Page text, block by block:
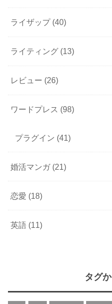
ライザップ (40)
ライティング (13)
レビュー (26)
ワードプレス (98)
プラグイン (41)
婚活マンガ (21)
恋愛 (18)
英語 (11)
タグ